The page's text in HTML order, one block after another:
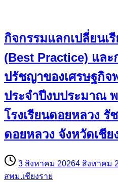
กิจกรรมแลกเปลี่ยนเ
(Best Practice) แล
ปรัชญาของเศรษฐกิจ
ประจำปีงบประมาณ
โรงเรียนดอยหลวง รั
ดอยหลวง จังหวัดเชีย
3 สิงหาคม 20264 สิงหาคม
สพม.เชียงราย